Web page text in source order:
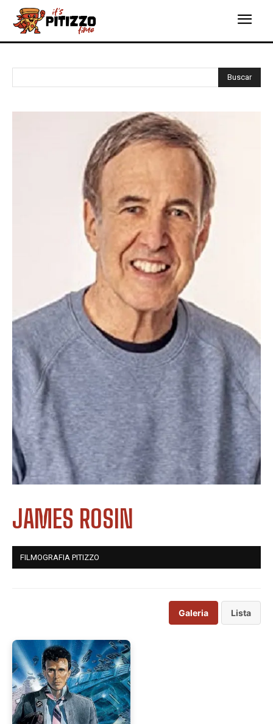
Buscar
JAMES ROSIN
FILMOGRAFIA PITIZZO
Galeria Lista